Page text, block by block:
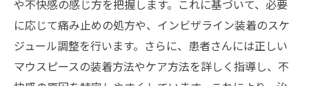
や不快感の感じ方を把握します。これに基づいて、必要
に応じて痛み止めの処方や、インビザライン装着のスケ
ジュール調整を行います。さらに、患者さんには正しい
マウスピースの装着方法やケア方法を詳しく指導し、不